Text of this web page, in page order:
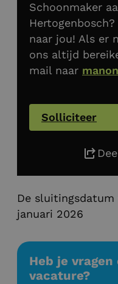
Schoonmaker
naar jou! Als er
ons altijd
mail naar
Solliciteer
De sluitingsdatum
januari 2026
Heb je vragen
vacature?